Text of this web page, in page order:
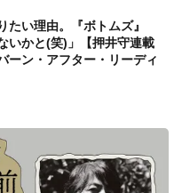
い理由。『ボトムズ』
いかと(笑)」【押井守連載
ーン・アフター・リーディ